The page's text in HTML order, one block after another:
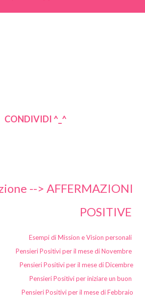
CONDIVIDI ^_^
--> AFFERMAZIONI
POSITIVE
Esempi di Mission e Vision personali
Pensieri Positivi per il mese di Novembre
Pensieri Positivi per il mese di Dicembre
Pensieri Positivi per iniziare un buon
Pensieri Positivi per il mese di Febbraio